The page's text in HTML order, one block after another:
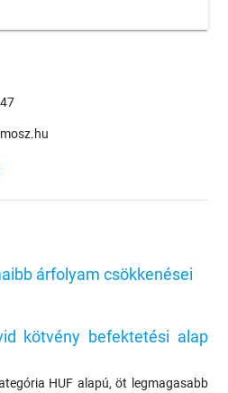
árfolyam csökkenései
kötvény befektetési alap
HUF alapú, öt legmagasabb